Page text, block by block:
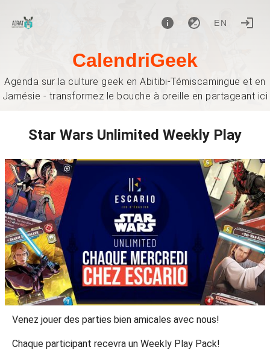
EN
CalendriGeek
Agenda sur la culture geek en Abitibi-Témiscamingue et en
Jamésie - transformez le bouche à oreille en partageant ici
Star Wars Unlimited Weekly Play
Venez jouer des parties bien amicales avec nous!
Chaque participant recevra un Weekly Play Pack!